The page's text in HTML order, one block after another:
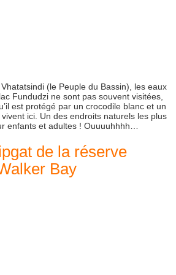
(le Peuple du Bassin), les eaux
Fundudzi ne sont pas souvent visitées,
est protégé par un crocodile blanc et un
ici. Un des endroits naturels les plus
enfants et adultes ! Ouuuuhhhh…
de la réserve
Bay